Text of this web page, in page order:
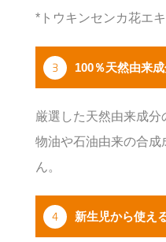
*トウキンセンカ花エ
3 100％天然由来
厳選した天然由来成
物油や石油由来の合
ん。
4 新生児から使え